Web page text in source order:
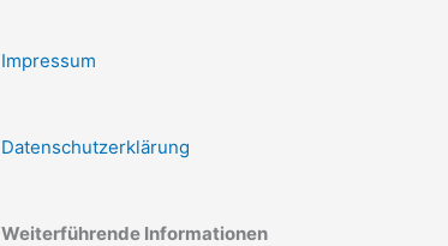
Impressum
Datenschutzerklärung
Weiterführende Informationen